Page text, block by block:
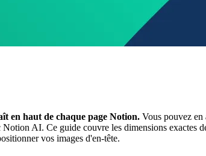
en haut de chaque page Notion. Vous pouvez
AI. Ce guide couvre les dimensions exactes
vos images d'en-tête.